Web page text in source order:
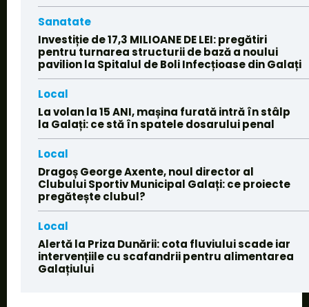
Sanatate
Investiție de 17,3 MILIOANE DE LEI: pregătiri
pentru turnarea structurii de bază a noului
pavilion la Spitalul de Boli Infecțioase din Galați
Local
La volan la 15 ANI, mașina furată intră în stâlp
la Galați: ce stă în spatele dosarului penal
Local
Dragoș George Axente, noul director al
Clubului Sportiv Municipal Galați: ce proiecte
pregătește clubul?
Local
Alertă la Priza Dunării: cota fluviului scade iar
intervențiile cu scafandrii pentru alimentarea
Galațiului